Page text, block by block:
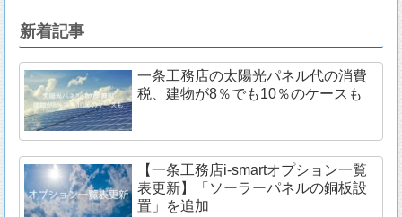
新着記事
一条工務店の太陽光パネル代の消費
税、建物が8％でも10％のケースも
【一条工務店i-smartオプション一覧
表更新】「ソーラーパネルの銅板設
置」を追加